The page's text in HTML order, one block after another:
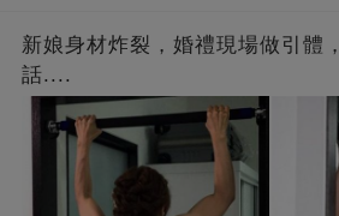
新娘身材炸裂，婚禮現場做引體
話....